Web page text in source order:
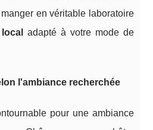
en véritable laboratoire
adapté à votre mode de
l'ambiance recherchée
pour une ambiance